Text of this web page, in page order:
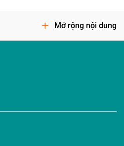
Mở rộng nội dung